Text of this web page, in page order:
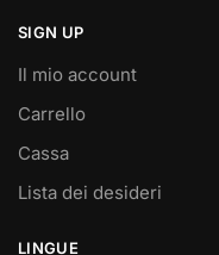
SIGN UP
Il mio account
Carrello
Cassa
Lista dei desideri
LINGUE